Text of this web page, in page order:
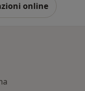
online